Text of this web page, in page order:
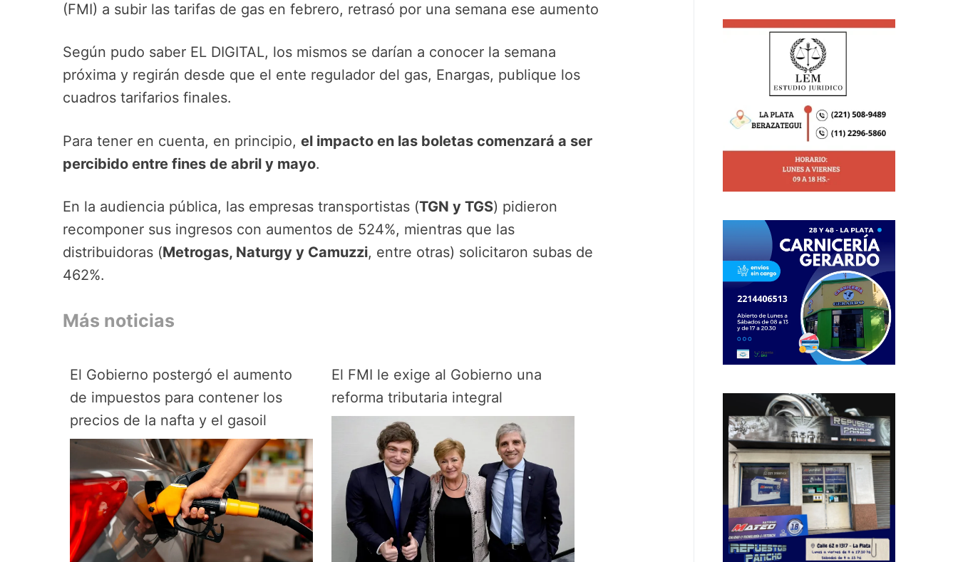
(FMI) a subir las tarifas de gas en febrero, retrasó por una semana ese aumento
Según pudo saber EL DIGITAL, los mismos se darían a conocer la semana
próxima y regirán desde que el ente regulador del gas, Enargas, publique los
cuadros tarifarios finales.
Para tener en cuenta, en principio, el impacto en las boletas comenzará a ser
percibido entre fines de abril y mayo.
En la audiencia pública, las empresas transportistas (TGN y TGS) pidieron
recomponer sus ingresos con aumentos de 524%, mientras que las
distribuidoras (Metrogas, Naturgy y Camuzzi, entre otras) solicitaron subas de
462%.
Más noticias
El Gobierno postergó el aumento
de impuestos para contener los
precios de la nafta y el gasoil
El FMI le exige al Gobierno una
reforma tributaria integral